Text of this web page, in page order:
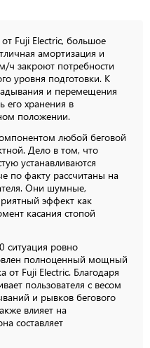
Fuji Electric, большое
амортизация и
ч закроют потребности
уровня подготовки. К
и перемещения
его хранения в
положении.
любой беговой
Дело в том, что
устанавливаются
по факту рассчитаны на
Они шумные,
эффект как
касания стопой
ситуация ровно
полноценный мощный
от Fuji Electric. Благодаря
пользователя с весом
и рывков бегового
влияет на
составляет